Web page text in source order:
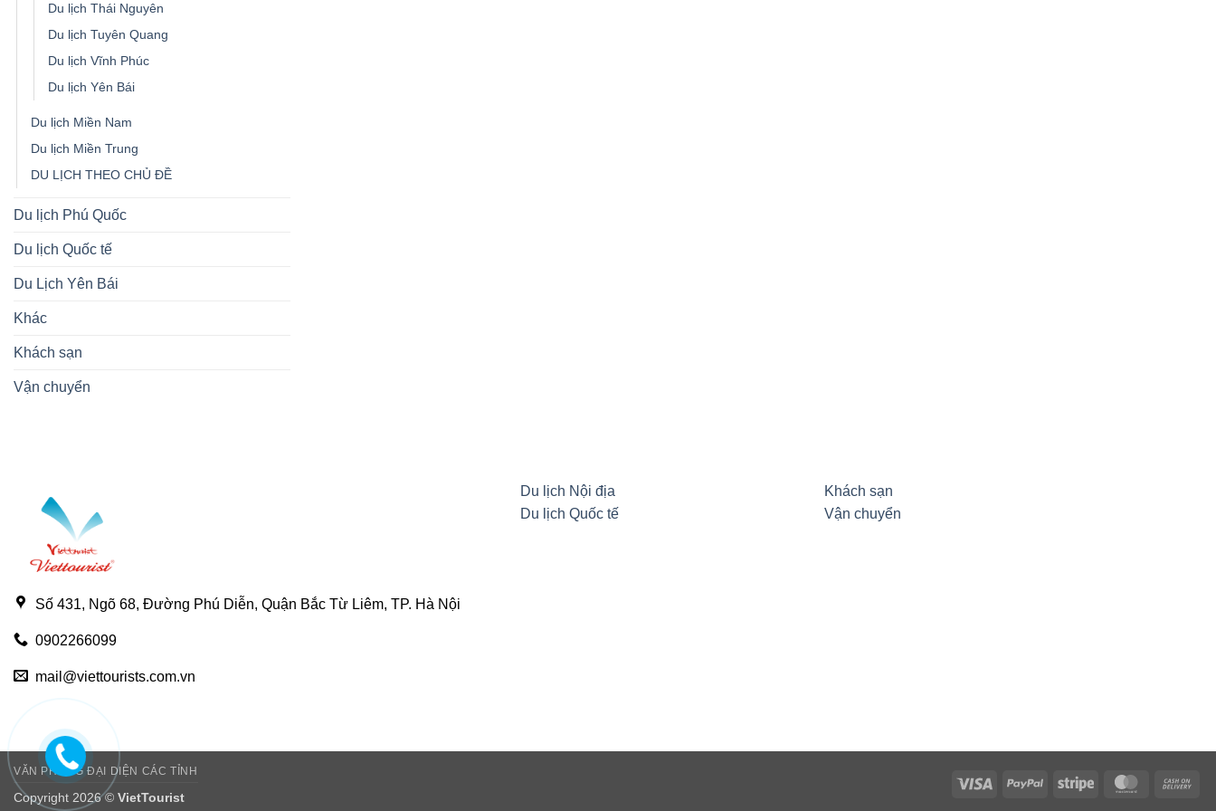
Du lịch Thái Nguyên
Du lịch Tuyên Quang
Du lịch Vĩnh Phúc
Du lịch Yên Bái
Du lịch Miền Nam
Du lịch Miền Trung
DU LỊCH THEO CHỦ ĐỀ
Du lịch Phú Quốc
Du lịch Quốc tế
Du Lịch Yên Bái
Khác
Khách sạn
Vận chuyển
Số 431, Ngõ 68, Đường Phú Diễn, Quận Bắc Từ Liêm, TP. Hà Nội
0902266099
mail@viettourists.com.vn
Du lịch Nội địa
Du lịch Quốc tế
Khách sạn
Vận chuyển
Visa PayPal Stripe MasterCard
VĂN PHÒNG ĐẠI DIỆN CÁC TỈNH
Copyright 2026 © VietTourist